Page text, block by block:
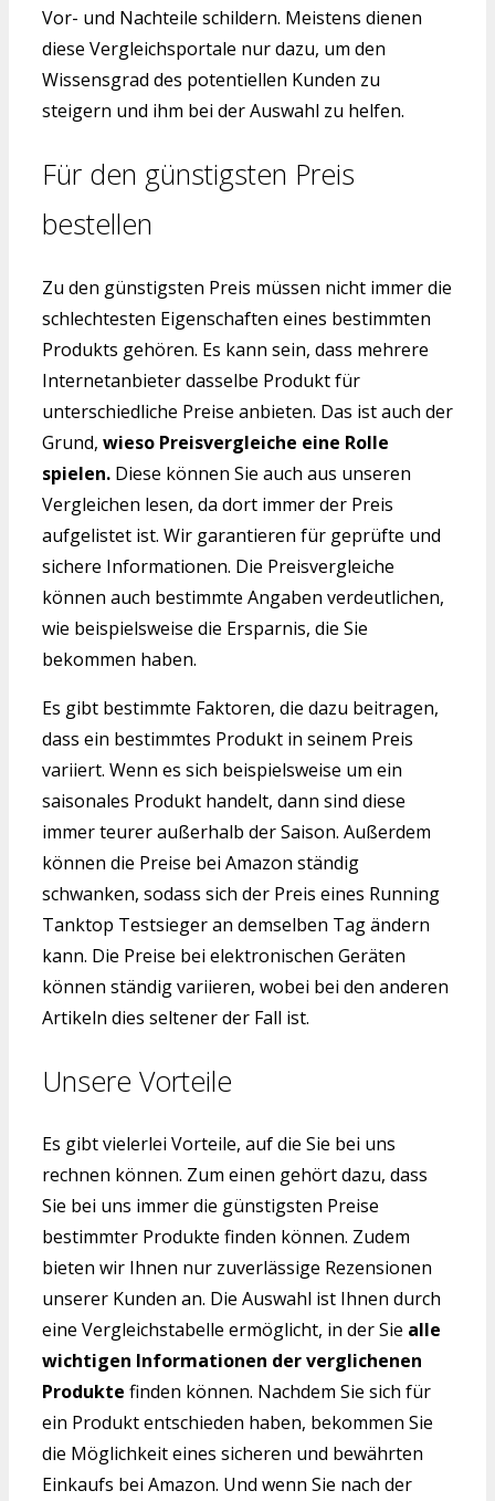
Vor- und Nachteile schildern. Meistens dienen
diese Vergleichsportale nur dazu, um den
Wissensgrad des potentiellen Kunden zu
steigern und ihm bei der Auswahl zu helfen.
Für den günstigsten Preis
bestellen
Zu den günstigsten Preis müssen nicht immer die
schlechtesten Eigenschaften eines bestimmten
Produkts gehören. Es kann sein, dass mehrere
Internetanbieter dasselbe Produkt für
unterschiedliche Preise anbieten. Das ist auch der
Grund, wieso Preisvergleiche eine Rolle
spielen. Diese können Sie auch aus unseren
Vergleichen lesen, da dort immer der Preis
aufgelistet ist. Wir garantieren für geprüfte und
sichere Informationen. Die Preisvergleiche
können auch bestimmte Angaben verdeutlichen,
wie beispielsweise die Ersparnis, die Sie
bekommen haben.
Es gibt bestimmte Faktoren, die dazu beitragen,
dass ein bestimmtes Produkt in seinem Preis
variiert. Wenn es sich beispielsweise um ein
saisonales Produkt handelt, dann sind diese
immer teurer außerhalb der Saison. Außerdem
können die Preise bei Amazon ständig
schwanken, sodass sich der Preis eines Running
Tanktop Testsieger an demselben Tag ändern
kann. Die Preise bei elektronischen Geräten
können ständig variieren, wobei bei den anderen
Artikeln dies seltener der Fall ist.
Unsere Vorteile
Es gibt vielerlei Vorteile, auf die Sie bei uns
rechnen können. Zum einen gehört dazu, dass
Sie bei uns immer die günstigsten Preise
bestimmter Produkte finden können. Zudem
bieten wir Ihnen nur zuverlässige Rezensionen
unserer Kunden an. Die Auswahl ist Ihnen durch
eine Vergleichstabelle ermöglicht, in der Sie alle
wichtigen Informationen der verglichenen
Produkte finden können. Nachdem Sie sich für
ein Produkt entschieden haben, bekommen Sie
die Möglichkeit eines sicheren und bewährten
Einkaufs bei Amazon. Und wenn Sie nach der